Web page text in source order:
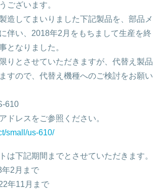
ございます。
造してまいりました下記製品を、部品メ
伴い、2018年2月をもちまして生産を終
となりました。
りとさせていただきますが、代替え製品
すので、代替え機種へのご検討をお願い
610
ドレスをご参照ください。
small/us-610/
は下記期間までとさせていただきます。
2月まで
年11月まで